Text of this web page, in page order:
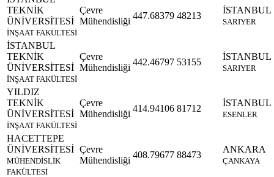
TEKNİK
ÜNİVERSİTESİ
İNŞAAT FAKÜLTESİ
Çevre
Mühendisliği
447.68379 48213
İSTANBUL
SARIYER
İSTANBUL
TEKNİK
ÜNİVERSİTESİ
İNŞAAT FAKÜLTESİ
Çevre
Mühendisliği
442.46797 53155
İSTANBUL
SARIYER
YILDIZ
TEKNİK
ÜNİVERSİTESİ
İNŞAAT FAKÜLTESİ
Çevre
Mühendisliği
414.94106 81712
İSTANBUL
ESENLER
HACETTEPE
ÜNİVERSİTESİ
MÜHENDİSLİK
FAKÜLTESİ
Çevre
Mühendisliği
408.79677 88473
ANKARA
ÇANKAYA